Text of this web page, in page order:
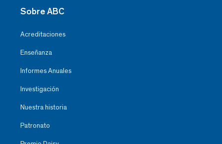
Sobre ABC
Acreditaciones
Enseñanza
Informes Anuales
Investigación
Nuestra historia
Patronato